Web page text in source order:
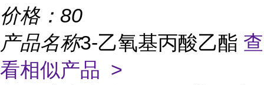
价格： 80
产品名称3-乙氧基丙酸乙酯 查
看相似产品 >